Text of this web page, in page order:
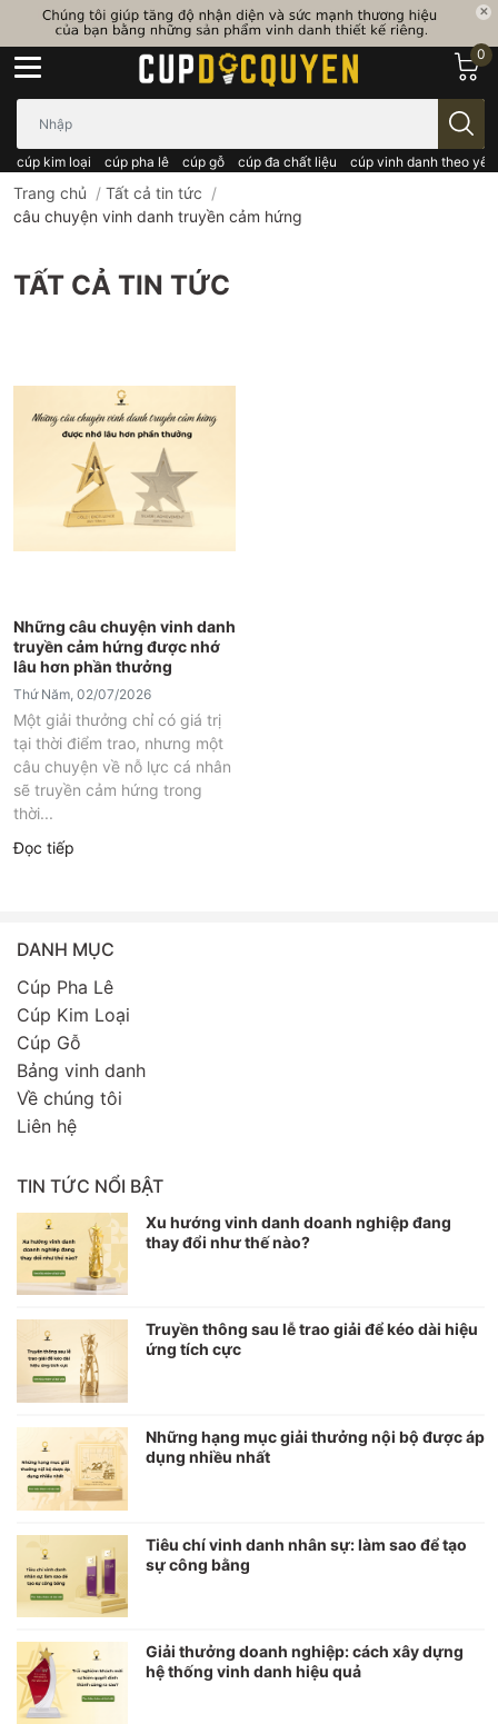
cúp kim loại cúp pha lê cúp gỗ cúp đa chất liệu cúp vinh danh theo
0
Trang chủ / Tất cả tin tức /
câu chuyện vinh danh truyền cảm hứng
TẤT CẢ TIN TỨC
Những câu chuyện vinh danh
truyền cảm hứng được nhớ
lâu hơn phần thưởng
Thứ Năm, 02/07/2026
Một giải thưởng chỉ có giá trị
tại thời điểm trao, nhưng một
câu chuyện về nỗ lực cá nhân
sẽ truyền cảm hứng trong
thời...
Đọc tiếp
DANH MỤC
Cúp Pha Lê
Cúp Kim Loại
Cúp Gỗ
Bảng vinh danh
Về chúng tôi
Liên hệ
TIN TỨC NỔI BẬT
Xu hướng vinh danh doanh nghiệp đang
thay đổi như thế nào?
Truyền thông sau lễ trao giải để kéo dài hiệu
ứng tích cực
Những hạng mục giải thưởng nội bộ được áp
dụng nhiều nhất
Tiêu chí vinh danh nhân sự: làm sao để tạo
sự công bằng
Giải thưởng doanh nghiệp: cách xây dựng
hệ thống vinh danh hiệu quả